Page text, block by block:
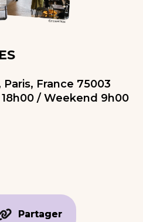
France 75003
18h00 / Weekend 9h00
Partager
Partager